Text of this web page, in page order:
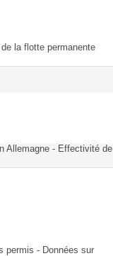
la flotte permanente
Allemagne - Effectivité de
permis - Données sur